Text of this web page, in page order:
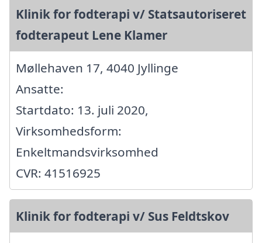
Klinik for fodterapi v/ Statsautoriseret
fodterapeut Lene Klamer
Møllehaven 17, 4040 Jyllinge
Ansatte:
Startdato: 13. juli 2020,
Virksomhedsform:
Enkeltmandsvirksomhed
CVR: 41516925
Klinik for fodterapi v/ Sus Feldtskov